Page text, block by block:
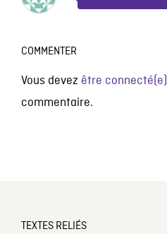
COMMENTER
Vous devez être connecté(e)
commentaire.
TEXTES RELIÉS